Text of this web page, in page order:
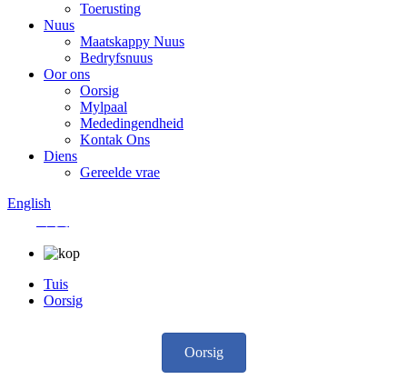
Toerusting
Nuus
Maatskappy Nuus
Bedryfsnuus
Oor ons
Oorsig
Mylpaal
Mededingendheid
Kontak Ons
Diens
Gereelde vrae
English
Tuis
Oorsig
Oorsig